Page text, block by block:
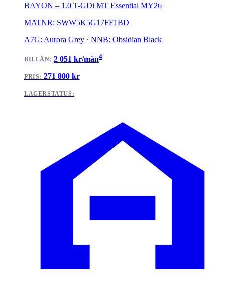
BAYON – 1.0 T-GDi MT Essential MY26
MATNR: SWW5K5G17FF1BD
A7G: Aurora Grey · NNB: Obsidian Black
BILLÅN: 2 051 kr/mån4
PRIS: 271 800kr
LAGERSTATUS: